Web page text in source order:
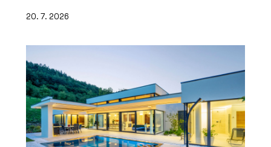
20. 7. 2026